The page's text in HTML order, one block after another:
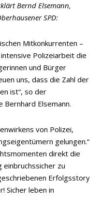
Bernd Elsemann,
SPD:
Mitkonkurrenten –
Polizeiarbeit die
und Bürger
uns, dass die Zahl der
ist“, so der
Elsemann.
von Polizei,
gelungen.“
direkt die
einbruchssicher zu
Erfolgsstory
Sicher leben in